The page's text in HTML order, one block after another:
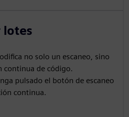
lotes
no solo un escaneo, sino
continua de código.
pulsado el botón de escaneo
continua.